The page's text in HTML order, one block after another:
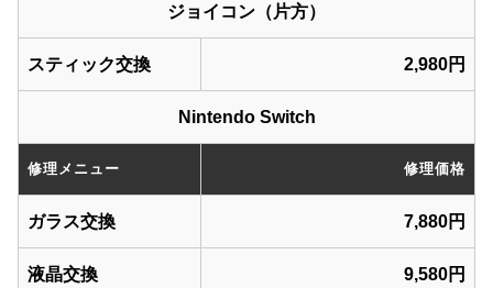
ジョイコン（片方）
スティック交換 2,980円
Nintendo Switch
修理メニュー 修理価格
ガラス交換 7,880円
液晶交換 9,580円